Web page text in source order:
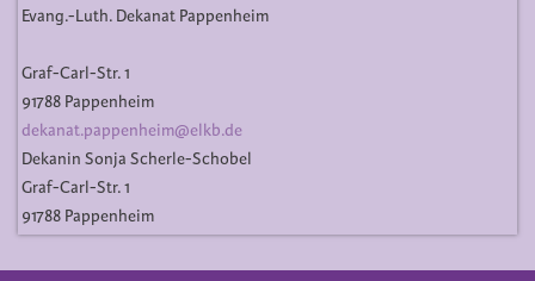
Evang.-Luth. Dekanat Pappenheim
Graf-Carl-Str. 1
91788 Pappenheim
dekanat.pappenheim@elkb.de
Dekanin Sonja Scherle-Schobel
Graf-Carl-Str. 1
91788 Pappenheim